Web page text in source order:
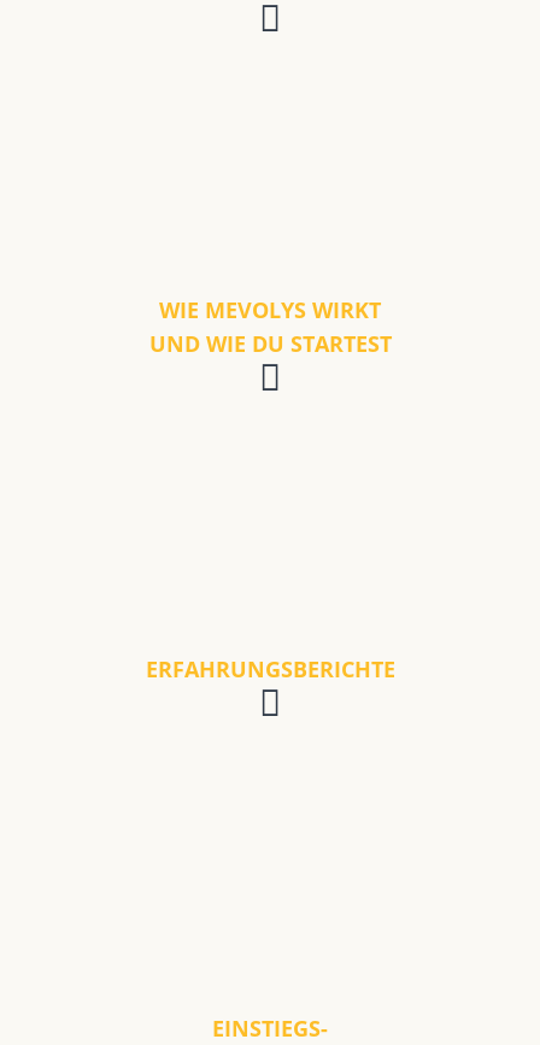
WIE MEVOLYS WIRKT
UND WIE DU STARTEST
ERFAHRUNGSBERICHTE
EINSTIEGS-